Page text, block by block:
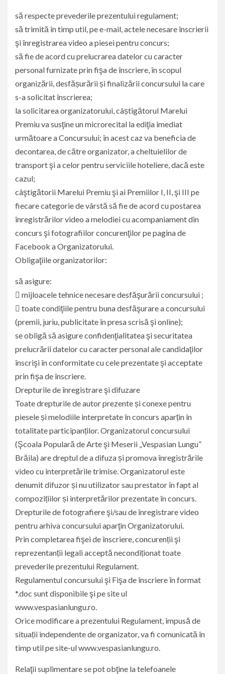
să respecte prevederile prezentului regulament;
să trimită în timp util, pe e-mail, actele necesare înscrierii
şi înregistrarea video a piesei pentru concurs;
să fie de acord cu prelucrarea datelor cu caracter
personal furnizate prin fişa de înscriere, în scopul
organizării, desfășurării și finalizării concursului la care
s-a solicitat înscrierea;
la solicitarea organizatorului, câștigătorul Marelui
Premiu va susţine un microrecital la ediţia imediat
următoare a Concursului; în acest caz va beneficia de
decontarea, de către organizator, a cheltuielilor de
transport şi a celor pentru serviciile hoteliere, dacă este
cazul;
câştigătorii Marelui Premiu şi ai Premiilor I, II, şi III pe
fiecare categorie de vârstă să fie de acord cu postarea
înregistrărilor video a melodiei cu acompaniament din
concurs şi fotografiilor concurenţilor pe pagina de
Facebook a Organizatorului.
Obligaţiile organizatorilor:
să asigure:
 mijloacele tehnice necesare desfăşurării concursului ;
 toate condiţiile pentru buna desfăşurare a concursului
(premii, juriu, publicitate în presa scrisă şi online);
se obligă să asigure confidenţialitatea şi securitatea
prelucrării datelor cu caracter personal ale candidaţilor
înscrişi în conformitate cu cele prezentate şi acceptate
prin fişa de înscriere.
Drepturile de înregistrare şi difuzare
Toate drepturile de autor prezente și conexe pentru
piesele și melodiile interpretate în concurs aparțin în
totalitate participanților. Organizatorul concursului
(Şcoala Populară de Arte şi Meserii „Vespasian Lungu”
Brăila) are dreptul de a difuza și promova înregistrările
video cu interpretările trimise. Organizatorul este
denumit difuzor și nu utilizator sau prestator în fapt al
compozițiilor și interpretărilor prezentate în concurs.
Drepturile de fotografiere şi/sau de înregistrare video
pentru arhiva concursului aparţin Organizatorului.
Prin completarea fişei de înscriere, concurenții şi
reprezentanții legali acceptă necondiționat toate
prevederile prezentului Regulament.
Regulamentul concursului şi Fişa de înscriere în format
*.doc sunt disponibile şi pe site ul
www.vespasianlungu.ro.
Orice modificare a prezentului Regulament, impusă de
situații independente de organizator, va fi comunicată în
timp util pe site-ul www.vespasianlungu.ro.
Relaţii suplimentare se pot obţine la telefoanele